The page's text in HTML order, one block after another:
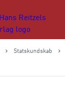
Statskundskab